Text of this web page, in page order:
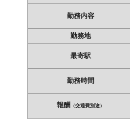
勤務内容
勤務地
最寄駅
勤務時間
報酬 （交通費別途）